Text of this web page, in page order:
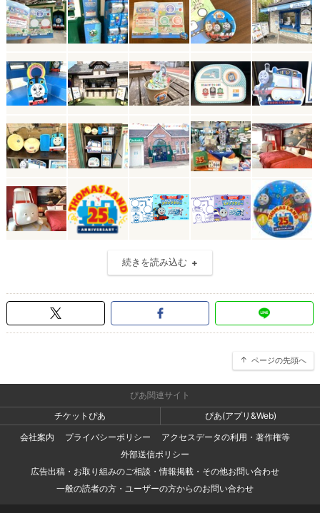
続きを読み込む
ページの先頭へ
ぴあ関連サイト
チケットぴあ
ぴあ(アプリ&Web)
会社案内
プライバシーポリシー
アクセスデータの利用・著作権等
外部送信ポリシー
広告出稿・お取り組みのご相談・情報掲載・その他お問い合わせ
一般の読者の方・ユーザーの方からのお問い合わせ